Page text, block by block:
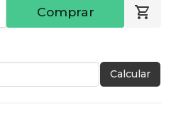
Comprar
Calcular